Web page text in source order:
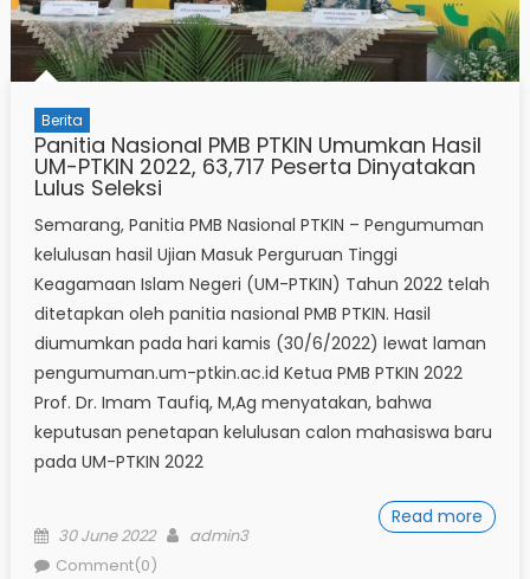
Berita
Panitia Nasional PMB PTKIN Umumkan Hasil
UM-PTKIN 2022, 63,717 Peserta Dinyatakan
Lulus Seleksi
Semarang, Panitia PMB Nasional PTKIN – Pengumuman
kelulusan hasil Ujian Masuk Perguruan Tinggi
Keagamaan Islam Negeri (UM-PTKIN) Tahun 2022 telah
ditetapkan oleh panitia nasional PMB PTKIN. Hasil
diumumkan pada hari kamis (30/6/2022) lewat laman
pengumuman.um-ptkin.ac.id Ketua PMB PTKIN 2022
Prof. Dr. Imam Taufiq, M,Ag menyatakan, bahwa
keputusan penetapan kelulusan calon mahasiswa baru
pada UM-PTKIN 2022
Read more
Posted
on
30 June 2022 Author
admin3
Comment(0)